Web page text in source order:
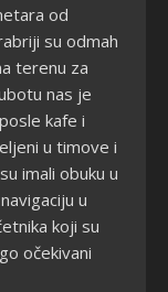
od
su odmah
terenu za
nas je
kafe i
u timove i
imali obuku u
u
koji su
očekivani